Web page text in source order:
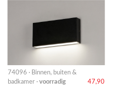
74096 · Binnen, buiten &
badkamer · voorradig 47,90